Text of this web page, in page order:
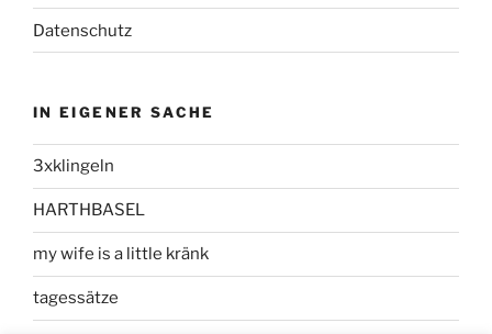
Datenschutz
IN EIGENER SACHE
3xklingeln
HARTHBASEL
my wife is a little kränk
tagessätze